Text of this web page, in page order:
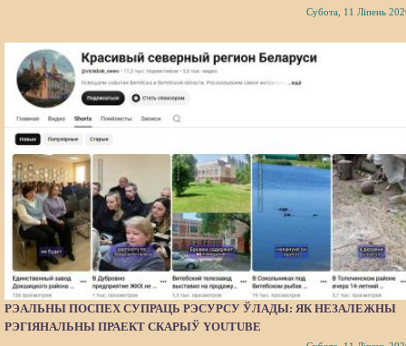
Субота, 11 Ліпень
РЭАЛЬНЫ ПОСПЕХ СУПРАЦЬ РЭСУРСУ ЎЛАДЫ: ЯК НЕЗАЛЕЖНЫ
РЭГІЯНАЛЬНЫ ПРАЕКТ СКАРЫЎ YOUTUBE